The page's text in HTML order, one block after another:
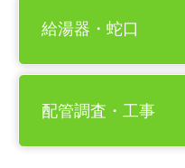
給湯器・蛇口
配管調査・工事